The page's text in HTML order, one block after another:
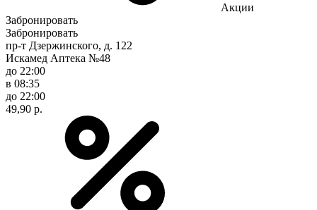
Акции
Забронировать
Забронировать
пр-т Дзержинского, д. 122
Искамед Аптека №48
до 22:00
в 08:35
до 22:00
49,90 р.